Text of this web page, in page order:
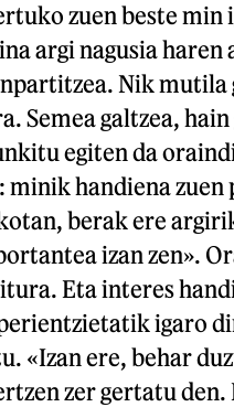
zuen beste min
argi nagusia haren
Nik mutila
Semea galtzea,
egiten da
minik handiena zuen
berak ere
izan zen».
Eta interes
igaro
«Izan ere, behar
zer gertatu